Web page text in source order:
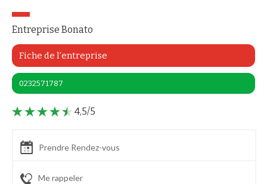
Entreprise Bonato
Fiche de l'entreprise
0232571787
4,5/5
Prendre Rendez-vous
Me rappeler